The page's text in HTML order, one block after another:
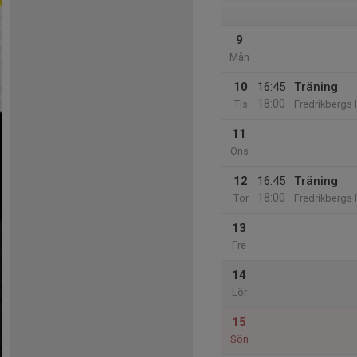
9
Mån
10
Tis
16:45
18:00
Träning
Fredrikbergs
11
Ons
12
Tor
16:45
18:00
Träning
Fredrikbergs
13
Fre
14
Lör
15
Sön